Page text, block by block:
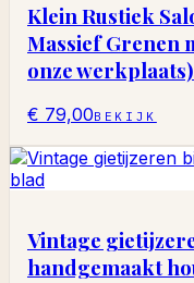
Klein Rustiek
Massief Grenen
onze
€ 79,00BEKIJK
Vintage
handgemaakt